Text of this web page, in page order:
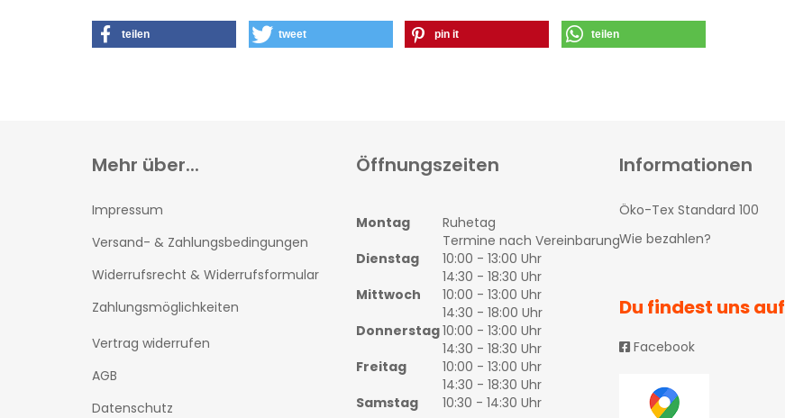
teilen tweet pin it teilen
Mehr über...
Impressum
Versand- & Zahlungsbedingungen
Widerrufsrecht & Widerrufsformular
Zahlungsmöglichkeiten
Vertrag widerrufen
AGB
Datenschutz
Öffnungszeiten
Montag
Ruhetag
Termine nach Vereinbarung
Dienstag
10:00 - 13:00 Uhr
14:30 - 18:30 Uhr
Mittwoch
10:00 - 13:00 Uhr
14:30 - 18:00 Uhr
Donnerstag10:00 - 13:00 Uhr
14:30 - 18:30 Uhr
Freitag
10:00 - 13:00 Uhr
14:30 - 18:30 Uhr
Samstag
10:30 - 14:30 Uhr
Informationen
Öko-Tex Standard 100
Wie bezahlen?
Du findest uns auf
Facebook